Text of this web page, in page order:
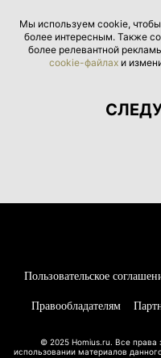
Мы используем cookie, чтобы
более интересным. Также
более релевантной
cookie-файлах и
Пользовательское
Правообладателям
© 2025 Homius.ru. Все
использовании материалов